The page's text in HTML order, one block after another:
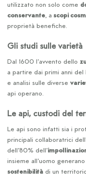
utilizzato non solo come
conservante, a scopi
proprietà benefiche.
Gli studi sulle varietà
Dal 1600 l’avvento dello
a partire dai primi anni
e analisi sulle diverse
api operano.
Le api, custodi del
Le api sono infatti sia i
principali collaboratrici
dell’80% dell’
insieme all’uomo
sostenibilità di un